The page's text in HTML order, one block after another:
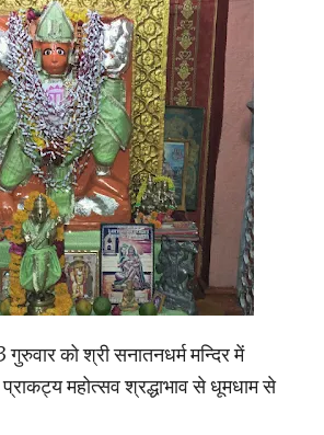
को श्री सनातनधर्म मन्दिर में
महोत्सव श्रद्धाभाव से धूमधाम से